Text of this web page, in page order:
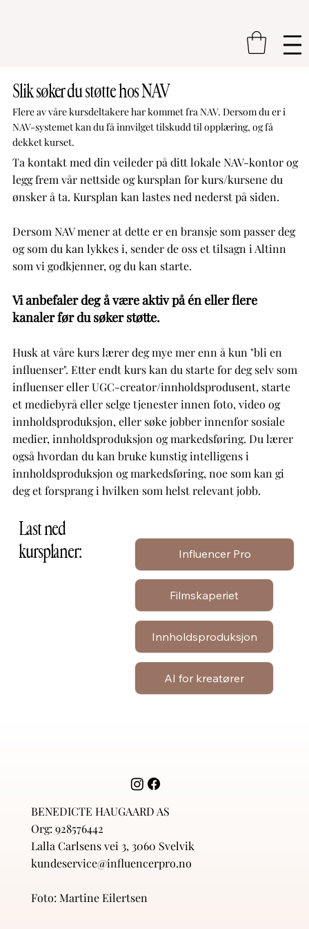
Slik søker du støtte hos NAV
Flere av våre kursdeltakere har kommet fra NAV. Dersom du er i
NAV-systemet kan du få innvilget tilskudd til opplæring, og få
dekket kurset. ​​​
Ta kontakt med din veileder på ditt lokale NAV-kontor og
legg frem vår nettside og kursplan for kurs/kursene du
ønsker å ta. Kursplan kan lastes ned nederst på siden.
Dersom NAV mener at dette er en bransje som passer deg
og som du kan lykkes i, sender de oss et tilsagn i Altinn
som vi godkjenner, og du kan starte.
Vi anbefaler deg å være aktiv på én eller flere
kanaler før du søker støtte.
Husk at våre kurs lærer deg mye mer enn å kun "bli en
influenser". Etter endt kurs kan du starte for deg selv som
influenser eller UGC-creator/innholdsprodusent, starte
et mediebyrå eller selge tjenester innen foto, video og
innholdsproduksjon, eller søke jobber innenfor sosiale
medier, innholdsproduksjon og markedsføring. Du lærer
også hvordan du kan bruke kunstig intelligens i
innholdsproduksjon og markedsføring, noe som kan gi
deg et forsprang i hvilken som helst relevant jobb.
Last ned
kursplaner:
Influencer Pro
Filmskaperiet
Innholdsproduksjon
AI for kreatører
BENEDICTE HAUGAARD AS
Org: 928576442
Lalla Carlsens vei 3, 3060 Svelvik
kundeservice@influencerpro.no
Foto: Martine Eilertsen